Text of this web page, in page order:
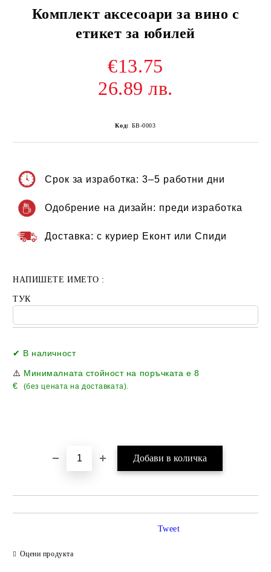
Комплект аксесоари за вино с
етикет за юбилей
€13.75
26.89 лв.
Код: БВ-0003
Срок за изработка: 3–5 работни дни
Одобрение на дизайн: преди изработка
Доставка: с куриер Еконт или Спиди
НАПИШЕТЕ ИМЕТО :
ТУК
✔ В наличност
⚠️ Минималната стойност на поръчката е8
€
(без цената на доставката).
Оцени продукта
Tweet